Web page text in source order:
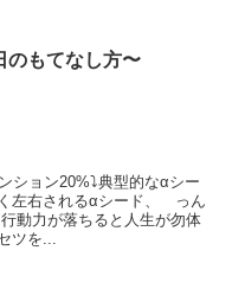
のもてなし方〜
ション20%⤵︎典型的なαシー
左右されるαシード、 っん
動力が落ちると人生が勿体
ツを...